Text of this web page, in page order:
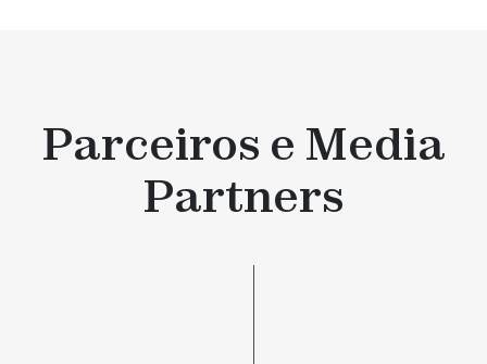
Parceiros e Media
Partners